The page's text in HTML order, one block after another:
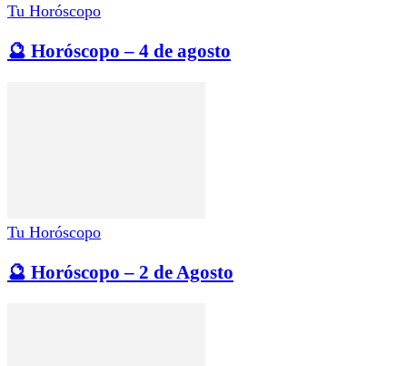
Tu Horóscopo
🔮 Horóscopo – 4 de agosto
Tu Horóscopo
🔮 Horóscopo – 2 de Agosto